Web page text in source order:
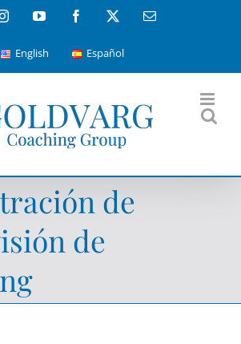
InstagramYouTube Facebook Email
English Español
de
de